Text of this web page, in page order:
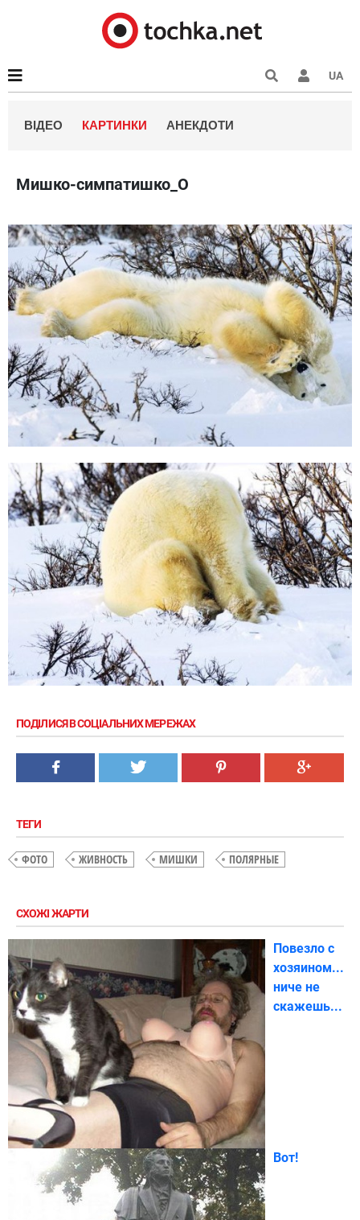
UA
ВІДЕО КАРТИНКИ АНЕКДОТИ
Мишко-симпатишко_О
ПОДІЛИСЯ В СОЦІАЛЬНИХ МЕРЕЖАХ
ТЕГИ
ФОТО ЖИВНОСТЬ МИШКИ ПОЛЯРНЫЕ
СХОЖІ ЖАРТИ
Повезло с
хозяином...
ниче не
скажешь...
Вот!